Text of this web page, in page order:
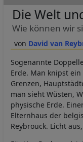
David van
Die Welt
Wie können wir
Sogenannte
Erde. Man knipst
Grenzen,
man sieht Wüsten,
physische Erde.
Elternhaus der
Reybrouck. Licht